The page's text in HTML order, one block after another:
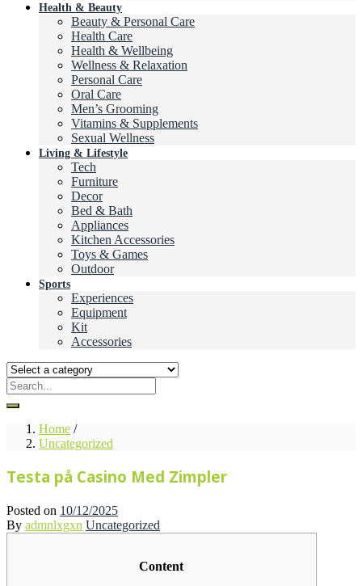
Health & Beauty
Beauty & Personal Care
Health Care
Health & Wellbeing
Wellness & Relaxation
Personal Care
Oral Care
Men’s Grooming
Vitamins & Supplements
Sexual Wellness
Living & Lifestyle
Tech
Furniture
Decor
Bed & Bath
Appliances
Kitchen Accessories
Toys & Games
Outdoor
Sports
Experiences
Equipment
Kit
Accessories
Home /
Uncategorized
Testa på Casino Med Zimpler
Posted on 10/12/2025
By admnlxgxn Uncategorized
Content